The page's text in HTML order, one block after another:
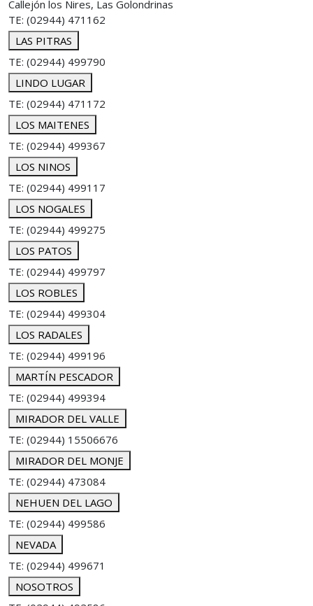
Callejón los Ñires, Las Golondrinas
TE: (02944) 471162
LAS PITRAS
TE: (02944) 499790
LINDO LUGAR
TE: (02944) 471172
LOS MAITENES
TE: (02944) 499367
LOS NINOS
TE: (02944) 499117
LOS NOGALES
TE: (02944) 499275
LOS PATOS
TE: (02944) 499797
LOS ROBLES
TE: (02944) 499304
LOS RADALES
TE: (02944) 499196
MARTÍN PESCADOR
TE: (02944) 499394
MIRADOR DEL VALLE
TE: (02944) 15506676
MIRADOR DEL MONJE
TE: (02944) 473084
NEHUEN DEL LAGO
TE: (02944) 499586
NEVADA
TE: (02944) 499671
NOSOTROS